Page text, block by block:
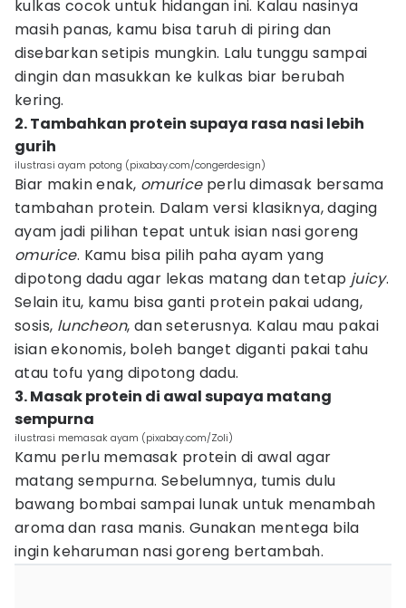
kulkas cocok untuk hidangan ini. Kalau nasinya
masih panas, kamu bisa taruh di piring dan
disebarkan setipis mungkin. Lalu tunggu sampai
dingin dan masukkan ke kulkas biar berubah
kering.
2. Tambahkan protein supaya rasa nasi lebih
gurih
ilustrasi ayam potong (pixabay.com/congerdesign)
Biar makin enak, omuriceperlu dimasak bersama
tambahan protein. Dalam versi klasiknya, daging
ayam jadi pilihan tepat untuk isian nasi goreng
omurice. Kamu bisa pilih paha ayam yang
dipotong dadu agar lekas matang dan tetap juicy.
Selain itu, kamu bisa ganti protein pakai udang,
sosis, luncheon, dan seterusnya. Kalau mau pakai
isian ekonomis, boleh banget diganti pakai tahu
atau tofu yang dipotong dadu.
3. Masak protein di awal supaya matang
sempurna
ilustrasi memasak ayam (pixabay.com/Zoli)
Kamu perlu memasak protein di awal agar
matang sempurna. Sebelumnya, tumis dulu
bawang bombai sampai lunak untuk menambah
aroma dan rasa manis. Gunakan mentega bila
ingin keharuman nasi goreng bertambah.